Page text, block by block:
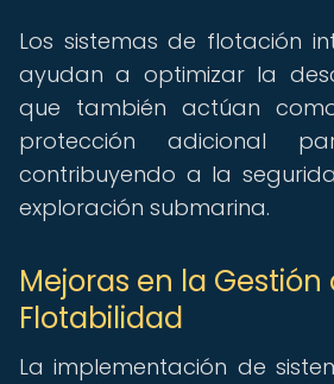
Los sistemas de flotación
ayudan a optimizar la
que también actúan
protección adicional
contribuyendo a la
exploración submarina.
Mejoras en la Gestión
Flotabilidad
La implementación de